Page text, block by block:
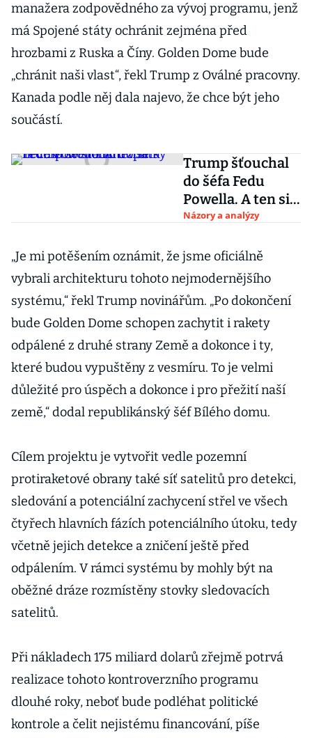
manažera zodpovědného za vývoj programu, jenž
má Spojené státy ochránit zejména před
hrozbami z Ruska a Číny. Golden Dome bude
„chránit naši vlast“, řekl Trump z Oválné pracovny.
Kanada podle něj dala najevo, že chce být jeho
součástí.
Trump šťouchal
do šéfa Fedu
Powella. A ten si
nečekaně šťouchl
Názory a analýzy
„Je mi potěšením oznámit, že jsme oficiálně
vybrali architekturu tohoto nejmodernějšího
systému,“ řekl Trump novinářům. „Po dokončení
bude Golden Dome schopen zachytit i rakety
odpálené z druhé strany Země a dokonce i ty,
které budou vypuštěny z vesmíru. To je velmi
důležité pro úspěch a dokonce i pro přežití naší
země,“ dodal republikánský šéf Bílého domu.
Cílem projektu je vytvořit vedle pozemní
protiraketové obrany také síť satelitů pro detekci,
sledování a potenciální zachycení střel ve všech
čtyřech hlavních fázích potenciálního útoku, tedy
včetně jejich detekce a zničení ještě před
odpálením. V rámci systému by mohly být na
oběžné dráze rozmístěny stovky sledovacích
satelitů.
Při nákladech 175 miliard dolarů zřejmě potrvá
realizace tohoto kontroverzního programu
dlouhé roky, neboť bude podléhat politické
kontrole a čelit nejistému financování, píše